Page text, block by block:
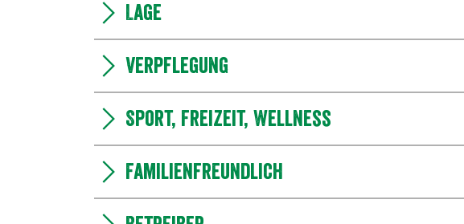
Lage
Verpflegung
Sport, Freizeit, Wellness
Familienfreundlich